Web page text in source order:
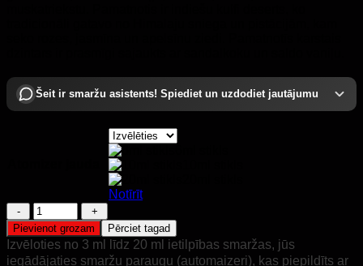
Šeit ir smaržu asistents! Spiediet un uzdodiet jautājumu
Notīrīt
Tom
Ford
Noir
Extreme
Pievienot grozam Pērciet tagad
Izvēloties no 3 ml līdz 20 ml ietilpības smaržas, jūs
iegādājaties smaržu paraugu (automaizeri), kas piepildīts ar